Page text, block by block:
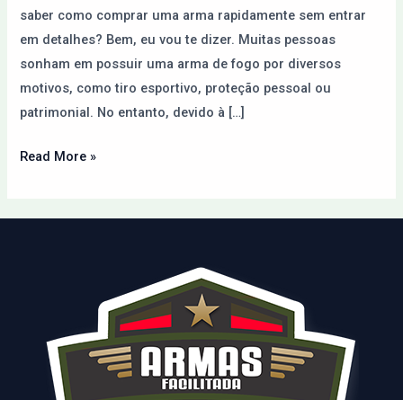
saber como comprar uma arma rapidamente sem entrar
em detalhes? Bem, eu vou te dizer. Muitas pessoas
sonham em possuir uma arma de fogo por diversos
motivos, como tiro esportivo, proteção pessoal ou
patrimonial. No entanto, devido à […]
Read More »